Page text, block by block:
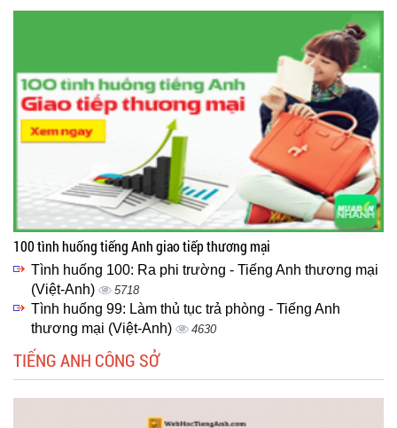
100 tình huống tiếng Anh giao tiếp thương mại
Tình huống 100: Ra phi trường - Tiếng Anh thương mại
(Việt-Anh)
5718
Tình huống 99: Làm thủ tục trả phòng - Tiếng Anh
thương mại (Việt-Anh)
4630
TIẾNG ANH CÔNG SỞ